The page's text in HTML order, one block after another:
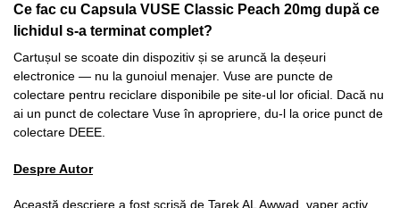
Ce fac cu Capsula VUSE Classic Peach 20mg după ce
lichidul s-a terminat complet?
Cartușul se scoate din dispozitiv și se aruncă la deșeuri
electronice — nu la gunoiul menajer. Vuse are puncte de
colectare pentru reciclare disponibile pe site-ul lor oficial. Dacă nu
ai un punct de colectare Vuse în apropriere, du-l la orice punct de
colectare DEEE.
Despre Autor
Această descriere a fost scrisă de Tarek AL Awwad, vaper activ